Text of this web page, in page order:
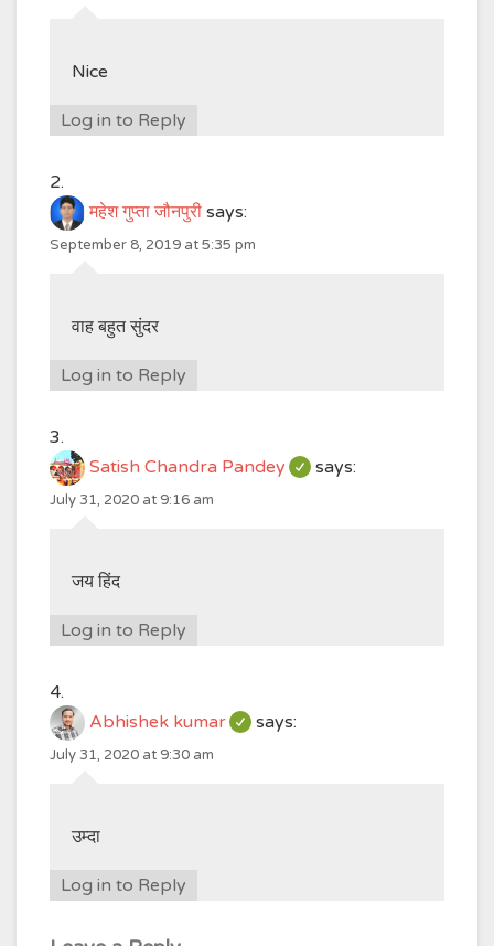
Nice
Log in to Reply
महेश गुप्ता जौनपुरी says:
September 8, 2019 at 5:35 pm
वाह बहुत सुंदर
Log in to Reply
Satish Chandra Pandey says:
July 31, 2020 at 9:16 am
जय हिंद
Log in to Reply
Abhishek kumar says:
July 31, 2020 at 9:30 am
उम्दा
Log in to Reply